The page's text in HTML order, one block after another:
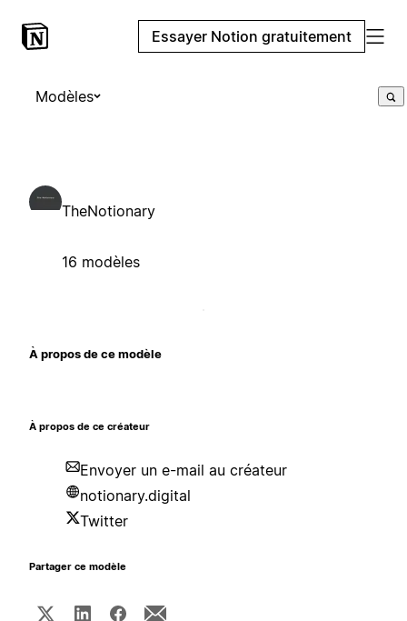
Essayer Notion gratuitement
Modèles
TheNotionary
16 modèles
À propos de ce modèle
À propos de ce créateur
Envoyer un e-mail au créateur
notionary.digital
Twitter
Partager ce modèle